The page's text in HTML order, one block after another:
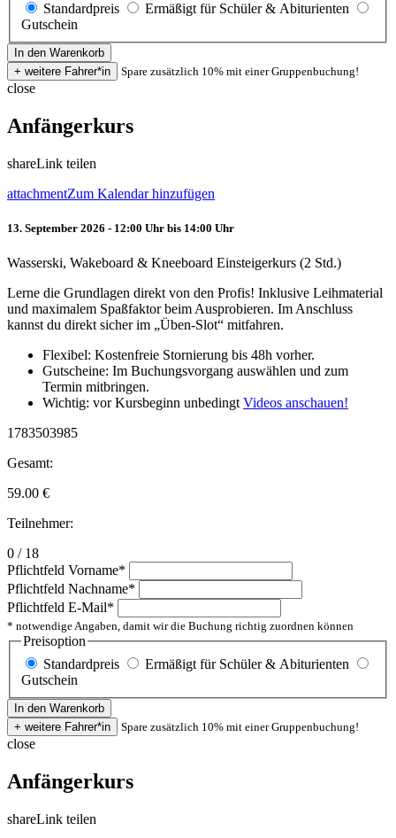
Standardpreis
Ermäßigt für Schüler & Abiturienten
Gutschein
Spare zusätzlich 10% mit einer Gruppenbuchung!
close
Anfängerkurs
shareLink teilen
attachmentZum Kalendar hinzufügen
13. September 2026 - 12:00 Uhr bis 14:00 Uhr
Wasserski, Wakeboard & Kneeboard Einsteigerkurs (2 Std.)
Lerne die Grundlagen direkt von den Profis! Inklusive Leihmaterial
und maximalem Spaßfaktor beim Ausprobieren. Im Anschluss
kannst du direkt sicher im „Üben-Slot“ mitfahren.
Flexibel: Kostenfreie Stornierung bis 48h vorher.
Gutscheine: Im Buchungsvorgang auswählen und zum
Termin mitbringen.
Wichtig: vor Kursbeginn unbedingtVideos anschauen!
1783503985
Gesamt:
59.00 €
Teilnehmer:
0 / 18
Pflichtfeld Vorname*
Pflichtfeld Nachname*
Pflichtfeld E-Mail*
* notwendige Angaben, damit wir die Buchung richtig zuordnen können
Preisoption
Standardpreis
Ermäßigt für Schüler & Abiturienten
Gutschein
Spare zusätzlich 10% mit einer Gruppenbuchung!
close
Anfängerkurs
shareLink teilen